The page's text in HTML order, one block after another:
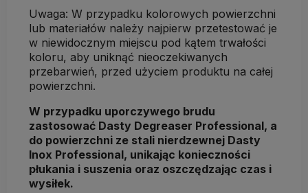
Uwaga: W przypadku kolorowych powierzchni
lub materiałów należy najpierw przetestować je
w niewidocznym miejscu pod kątem trwałości
koloru, aby uniknąć nieoczekiwanych
przebarwień, przed użyciem produktu na całej
powierzchni.
W przypadku uporczywego brudu
zastosować Dasty Degreaser Professional, a
do powierzchni ze stali nierdzewnej Dasty
Inox Professional, unikając konieczności
płukania i suszenia oraz oszczędzając czas i
wysiłek.